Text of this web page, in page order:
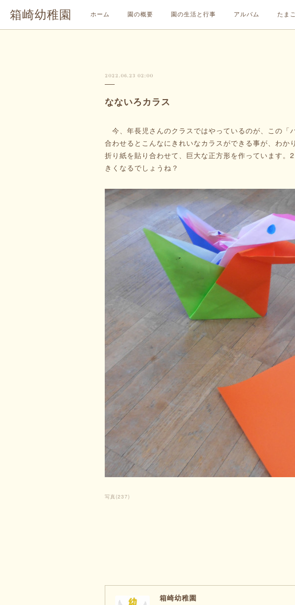
箱崎幼稚園 ホーム 園の概要 園の生活と行事 アルバム たま
2022.06.23 02:00
なないろカラス
今、年長児さんのクラスではやっているのが、この「
合わせるとこんなにきれいなカラスができる事が、わ
折り紙を貼り合わせて、巨大な正方形を作っています
きくなるでしょうね？
写真 (237)
箱崎幼稚園